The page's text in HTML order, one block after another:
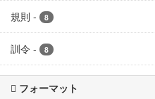
規則 - 8
訓令 - 8
フォーマット